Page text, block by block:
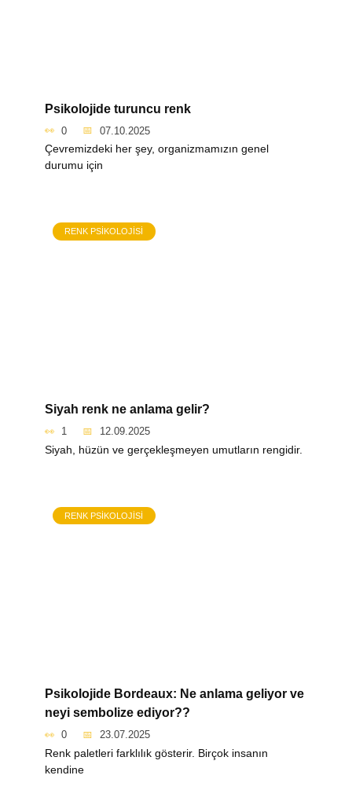
Psikolojide turuncu renk
0 07.10.2025
Çevremizdeki her şey, organizmamızın genel
durumu için
RENK PSIKOLOJISI
Siyah renk ne anlama gelir?
1 12.09.2025
Siyah, hüzün ve gerçekleşmeyen umutların rengidir.
RENK PSIKOLOJISI
Psikolojide Bordeaux: Ne anlama geliyor ve
neyi sembolize ediyor??
0 23.07.2025
Renk paletleri farklılık gösterir. Birçok insanın
kendine